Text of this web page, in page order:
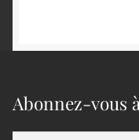
Abonnez-vous